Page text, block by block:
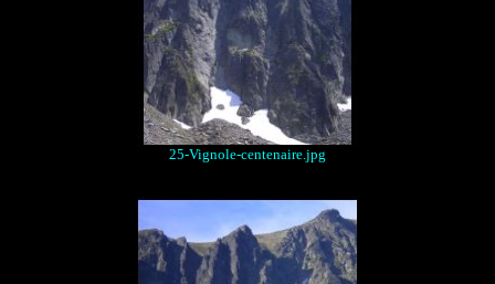
25-Vignole-centenaire.jpg